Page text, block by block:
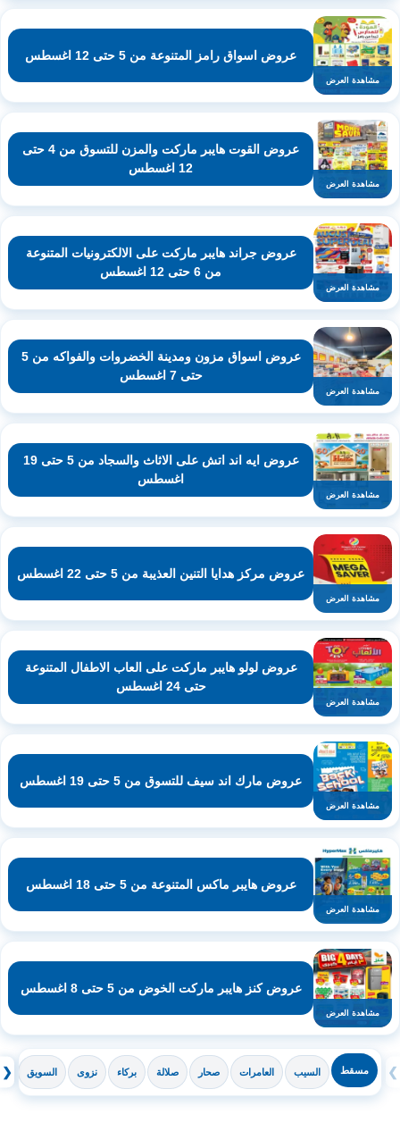
مشاهدة العرض
عروض اسواق رامز المتنوعة من 5 حتى 12 اغسطس
مشاهدة العرض
عروض القوت هايبر ماركت والمزن للتسوق من 4 حتى
12 اغسطس
مشاهدة العرض
عروض جراند هايبر ماركت على الالكترونيات المتنوعة
من 6 حتى 12 اغسطس
مشاهدة العرض
عروض اسواق مزون ومدينة الخضروات والفواكه من 5
حتى 7 اغسطس
مشاهدة العرض
عروض ايه اند اتش على الاثاث والسجاد من 5 حتى 19
اغسطس
مشاهدة العرض
عروض مركز هدايا التنين العذيبة من 5 حتى 22 اغسطس
مشاهدة العرض
عروض لولو هايبر ماركت على العاب الاطفال المتنوعة
حتى 24 اغسطس
مشاهدة العرض
عروض مارك اند سيف للتسوق من 5 حتى 19 اغسطس
مشاهدة العرض
عروض هايبر ماكس المتنوعة من 5 حتى 18 اغسطس
مشاهدة العرض
عروض كنز هايبر ماركت الخوض من 5 حتى 8 اغسطس
❮ مسقط السيب العامرات صحار صلالة بركاء نزوى السويق ❯